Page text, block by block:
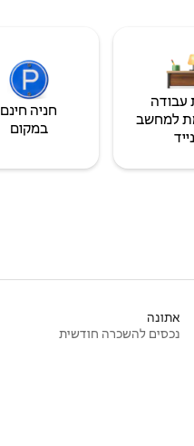
עבודה
למחשב
נייד
חניה חינם
במקום
אתונה
נכסים להשכרה חודשית